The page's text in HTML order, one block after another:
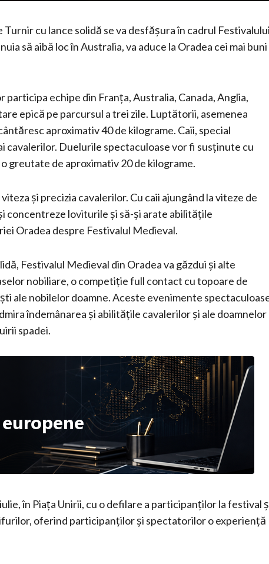
cu lance solidă se va desfășura în cadrul
să aibă loc în Australia, va aduce la Oradea cei mai buni
echipe din Franța, Australia, Canada, Anglia,
epică pe parcursul a trei zile. Luptătorii, asemenea
aproximativ 40 de kilograme. Caii, special
Duelurile spectaculoase vor fi susținute cu
greutate de aproximativ 20 de kilograme.
și precizia cavalerilor. Cu caii ajungând la viteze de
concentreze loviturile și să-și arate abilitățile
Oradea despre Festivalul Medieval.
Festivalul Medieval din Oradea va găzdui și alte
nobiliare, o competiție full contact cu topoare de
ale nobilelor doamne. Aceste evenimente
îndemânarea și abilitățile cavalerilor și ale doamnelor
spadei.
în Piața Unirii, cu o defilare a participanților la festival
oferind participanților și spectatorilor o experiență